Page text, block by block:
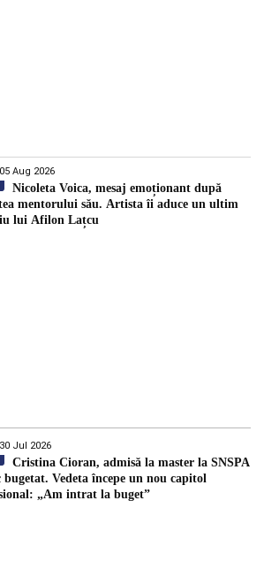
Aug 2026
Nicoleta Voica, mesaj emoționant după
mentorului său. Artista îi aduce un ultim
lui Afilon Lațcu
Jul 2026
Cristina Cioran, admisă la master la SNSPA
bugetat. Vedeta începe un nou capitol
„Am intrat la buget”